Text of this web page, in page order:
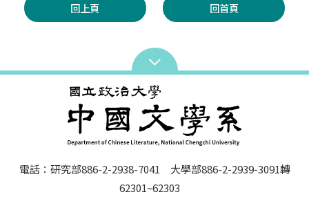
回上頁 回首頁
電話：研究部886-2-2938-7041 大學部886-2-2939-3091轉
62301~62303